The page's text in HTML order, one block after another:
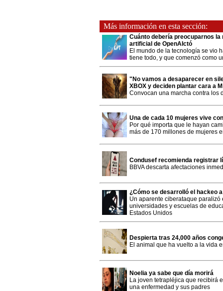
Más información en esta sección:
Cuánto debería preocuparnos
artificial de OpenAIctó
El mundo de la tecnología se vio
tiene todo, y que comenzó como
"No vamos a desaparecer en
XBOX y deciden plantar cara a
Convocan una marcha contra los
Una de cada 10 mujeres vive
Por qué importa que le hayan
más de 170 millones de mujeres
Condusef recomienda registrar
BBVA descarta afectaciones
¿Cómo se desarrolló el hackeo
Un aparente ciberataque
universidades y escuelas de
Estados Unidos
Despierta tras 24,000 años
El animal que ha vuelto a la vida
Noelia ya sabe que día morirá
La joven tetrapléjica que recibirá
una enfermedad y sus padres